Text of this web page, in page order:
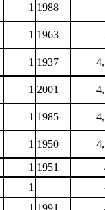
1 1988
1 1963
1 1937
1 2001
1 1985
1 1950
1 1951
1
1 1991